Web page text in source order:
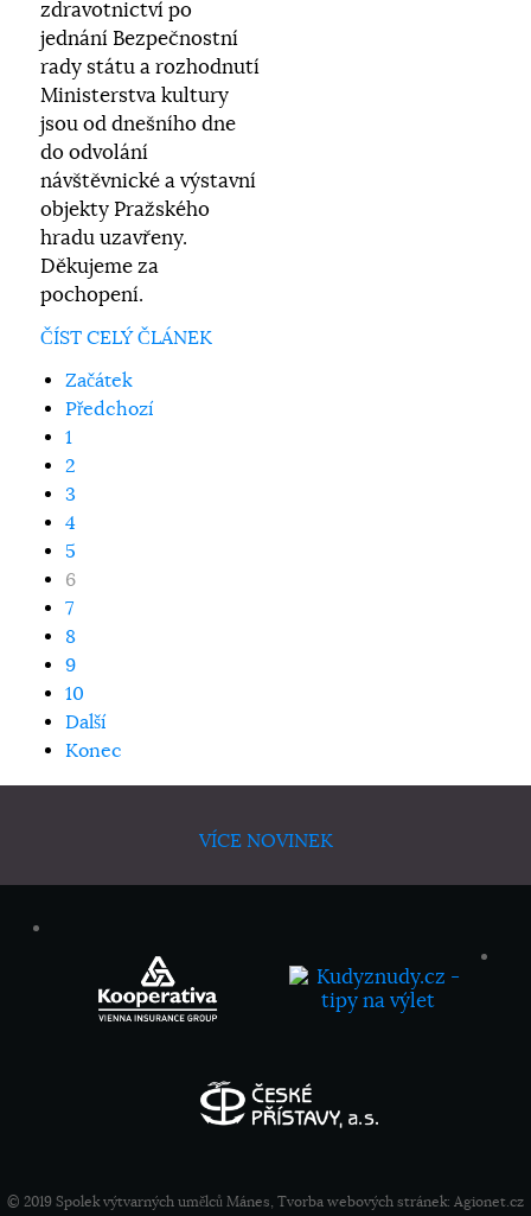
zdravotnictví po
jednání Bezpečnostní
rady státu a rozhodnutí
Ministerstva kultury
jsou od dnešního dne
do odvolání
návštěvnické a výstavní
objekty Pražského
hradu uzavřeny.
Děkujeme za
pochopení.
ČÍST CELÝ ČLÁNEK
Začátek
Předchozí
1
2
3
4
5
6
7
8
9
10
Další
Konec
VÍCE NOVINEK
© 2019 Spolek výtvarných umělců Mánes, Tvorba webových stránek: Agionet.cz